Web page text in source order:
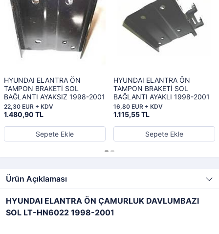
HYUNDAI ELANTRA ÖN
TAMPON BRAKETİ SOL
BAĞLANTI AYAKSIZ 1998-2001
1.480,90 TL
22,30 EUR + KDV
Sepete Ekle
HYUNDAI ELANTRA ÖN
TAMPON BRAKETİ SOL
BAĞLANTI AYAKLI 1998-2001
1.115,55 TL
16,80 EUR + KDV
Sepete Ekle
Ürün Açıklaması
HYUNDAI ELANTRA ÖN ÇAMURLUK DAVLUMBAZI
SOL LT-HN6022 1998-2001